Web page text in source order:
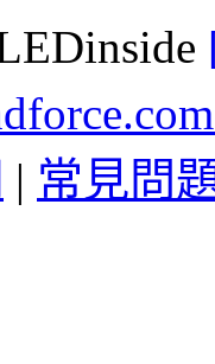
| 常見問